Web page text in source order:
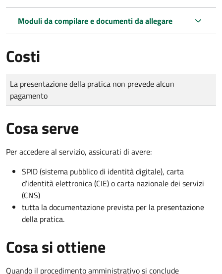
Moduli da compilare e documenti da allegare
Costi
Tipo di pagamento
Importo
La presentazione della pratica non prevede alcun
pagamento
Cosa serve
Per accedere al servizio, assicurati di avere:
SPID (sistema pubblico di identità digitale), carta
d’identità elettronica (CIE) o carta nazionale dei servizi
(CNS)
tutta la documentazione prevista per la presentazione
della pratica.
Cosa si ottiene
Quando il procedimento amministrativo si conclude